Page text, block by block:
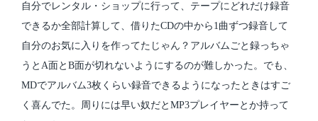
自分でレンタル・ショップに行って、テープにどれだけ録音
できるか全部計算して、借りたCDの中から1曲ずつ録音して
自分のお気に入りを作ってたじゃん？アルバムごと録っちゃ
うとA面とB面が切れないようにするのが難しかった。でも、
MDでアルバム3枚くらい録音できるようになったときはすご
く喜んでた。周りには早い奴だとMP3プレイヤーとか持って